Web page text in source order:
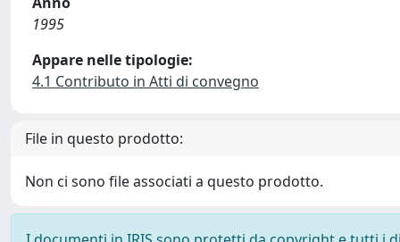
1995
Appare nelle tipologie:
4.1 Contributo in Atti di convegno
File in questo prodotto:
Non ci sono file associati a questo prodotto.